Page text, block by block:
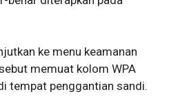
ke menu keamanan
memuat kolom WPA
tempat penggantian sandi.